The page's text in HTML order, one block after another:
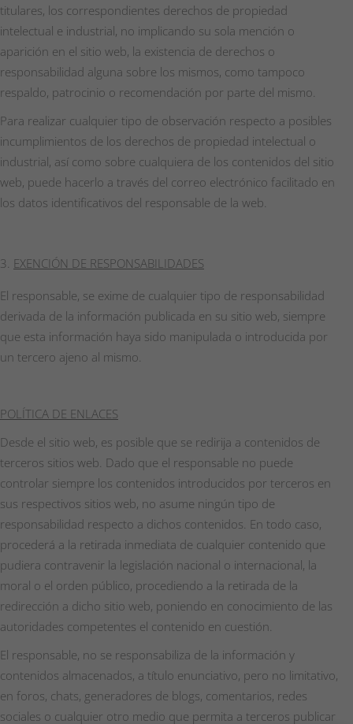
titulares, los correspondientes derechos de propiedad
intelectual e industrial, no implicando su sola mención o
aparición en el sitio web, la existencia de derechos o
responsabilidad alguna sobre los mismos, como tampoco
respaldo, patrocinio o recomendación por parte del mismo.
Para realizar cualquier tipo de observación respecto a posibles
incumplimientos de los derechos de propiedad intelectual o
industrial, así como sobre cualquiera de los contenidos del sitio
web, puede hacerlo a través del correo electrónico facilitado en
los datos identificativos del responsable de la web.
EXENCIÓN DE RESPONSABILIDADES
El responsable, se exime de cualquier tipo de responsabilidad
derivada de la información publicada en su sitio web, siempre
que esta información haya sido manipulada o introducida por
un tercero ajeno al mismo.
POLÍTICA DE ENLACES
Desde el sitio web, es posible que se redirija a contenidos de
terceros sitios web. Dado que el responsable no puede
controlar siempre los contenidos introducidos por terceros en
sus respectivos sitios web, no asume ningún tipo de
responsabilidad respecto a dichos contenidos. En todo caso,
procederá a la retirada inmediata de cualquier contenido que
pudiera contravenir la legislación nacional o internacional, la
moral o el orden público, procediendo a la retirada de la
redirección a dicho sitio web, poniendo en conocimiento de las
autoridades competentes el contenido en cuestión.
El responsable, no se responsabiliza de la información y
contenidos almacenados, a título enunciativo, pero no limitativo,
en foros, chats, generadores de blogs, comentarios, redes
sociales o cualquier otro medio que permita a terceros publicar